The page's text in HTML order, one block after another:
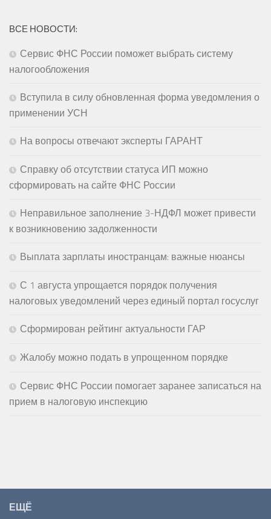
ВСЕ НОВОСТИ:
Сервис ФНС России поможет выбрать систему
налогообложения
Вступила в силу обновленная форма уведомления о
применении УСН
На вопросы отвечают эксперты ГАРАНТ
Справку об отсутствии статуса ИП можно
сформировать на сайте ФНС России
Неправильное заполнение 3-НДФЛ может привести
к возникновению задолженности
Выплата зарплаты иностранцам: важные нюансы
С 1 августа упрощается порядок получения
налоговых уведомлений через единый портал госуслуг
Сформирован рейтинг актуальности ГАР
Жалобу можно подать в упрощенном порядке
Сервис ФНС России помогает заранее записаться на
прием в налоговую инспекцию
ЕЩЁ